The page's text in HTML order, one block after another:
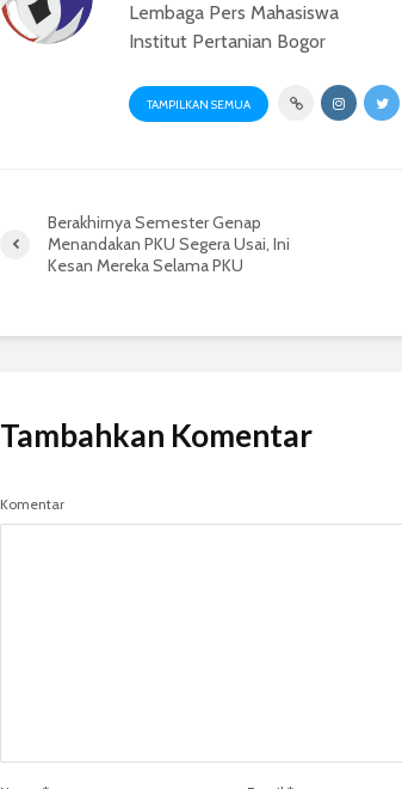
Lembaga Pers Mahasiswa
Institut Pertanian Bogor
TAMPILKAN SEMUA
Berakhirnya Semester Genap
Menandakan PKU Segera Usai, Ini
Kesan Mereka Selama PKU
Tambahkan Komentar
Komentar